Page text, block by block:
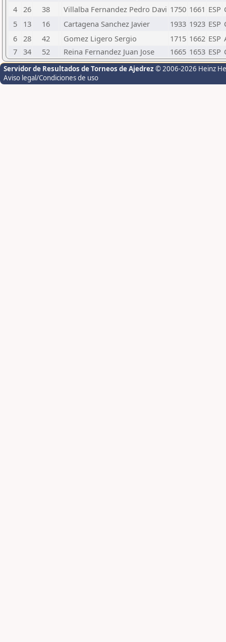
4 26 38 Villalba Fernandez Pedro Davi 1750 1661 ESP
5
13 16 Cartagena Sanchez Javier 1933 1923 ESP
6 28 42 Gomez Ligero Sergio 1715 1662 ESP
7 34 52 Reina Fernandez Juan Jose 1665 1653 ESP
Servidor de Resultados de Torneos de Ajedrez © 2006-2026 Heinz
Aviso legal/Condiciones de uso